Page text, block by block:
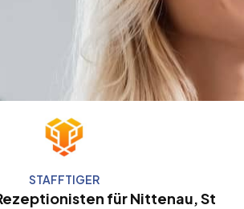
STAFFTIGER
für Nittenau, St